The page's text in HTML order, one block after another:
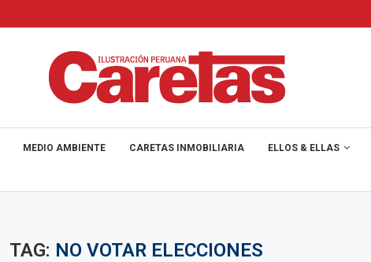
MEDIO AMBIENTE CARETAS INMOBILIARIA ELLOS & ELLAS
TAG: NO VOTAR ELECCIONES